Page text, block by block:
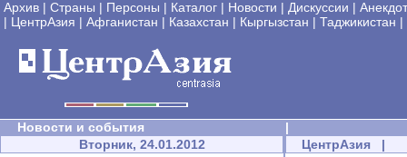
Архив | Страны | Персоны | Каталог | Новости | Дискуссии |
| ЦентрАзия | Афганистан | Казахстан | Кыргызстан | Таджикистан |
Новости и события
|
Вторник, 24.01.2012
ЦентрАзия |